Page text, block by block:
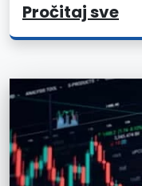
Pročitaj sve